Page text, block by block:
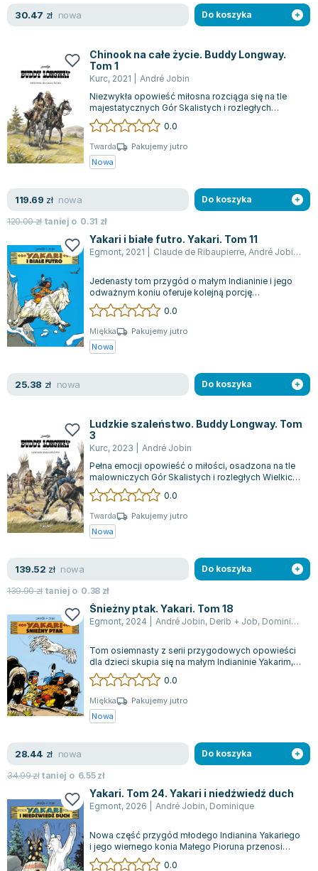
30.47 zł nowa Do koszyka
Chinook na całe życie. Buddy Longway.
Tom 1
Kurc, 2021
André Jobin
Niezwykła opowieść miłosna rozciąga się na tle
majestatycznych Gór Skalistych i rozległych
Wielkich Równin. Śledzimy burzliwe losy...
0.0
Twarda
Pakujemy jutro
Nowa
119.69 zł nowa
120.00zł taniej o 0.31 zł
Do koszyka
Yakari i białe futro. Yakari. Tom 11
Egmont, 2021 Claude de Ribaupierre, André Jobin ,
Jedenasty tom przygód o małym Indianinie i jego
odważnym koniu oferuje kolejną porcję
niezwykłych wydarzeń. Śmiały Kruk, wojownik...
0.0
Miękka
Pakujemy jutro
Nowa
25.38 zł nowa Do koszyka
Ludzkie szaleństwo. Buddy Longway. Tom
3
Kurc, 2023
André Jobin
Pełna emocji opowieść o miłości, osadzona na tle
malowniczych Gór Skalistych i rozległych Wielkich
Równin, ukazuje losy rodziny Lo...
0.0
Twarda
Pakujemy jutro
Nowa
139.52 zł nowa
139.90zł taniej o 0.38 zł
Do koszyka
Śnieżny ptak. Yakari. Tom 18
Egmont, 2024 André Jobin, Derib + Job, Dominique
Tom osiemnasty z serii przygodowych opowieści
dla dzieci skupia się na małym Indianinie Yakarim,
który potrafi rozmawiać ze zwierz...
0.0
Miękka
Pakujemy jutro
Nowa
28.44 zł nowa
34.99złtaniej o 6.55zł
Do koszyka
Yakari. Tom 24. Yakari i niedźwiedź duch
Egmont, 2026 André Jobin, Dominique
Nowa część przygód młodego Indianina Yakariego
i jego wiernego konia Małego Pioruna przenosi
czytelników w fascynujący świat zwier...
0.0